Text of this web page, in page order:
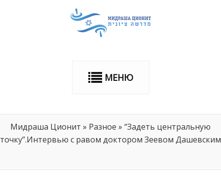
МЕНЮ
Мидраша Ционит » Разное » “Задеть центральную
точку”.Интервью с равом доктором Зеевом Дашевским